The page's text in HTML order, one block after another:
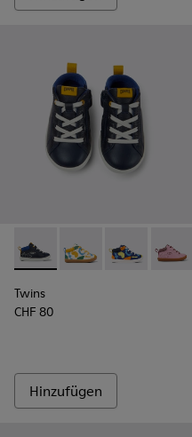
Twins - K900268-001 -
Twins - K900268-004
Twins -
Twins
CHF 80
Hinzufügen